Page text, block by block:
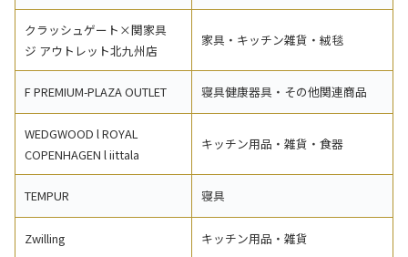
クラッシュゲート×関家具
ジ アウトレット北九州店
家具・キッチン雑貨・絨毯
F PREMIUM-PLAZA OUTLET 寝具健康器具・その他関連商品
WEDGWOOD l ROYAL
COPENHAGEN l iittala
キッチン用品・雑貨・食器
TEMPUR 寝具
Zwilling キッチン用品・雑貨